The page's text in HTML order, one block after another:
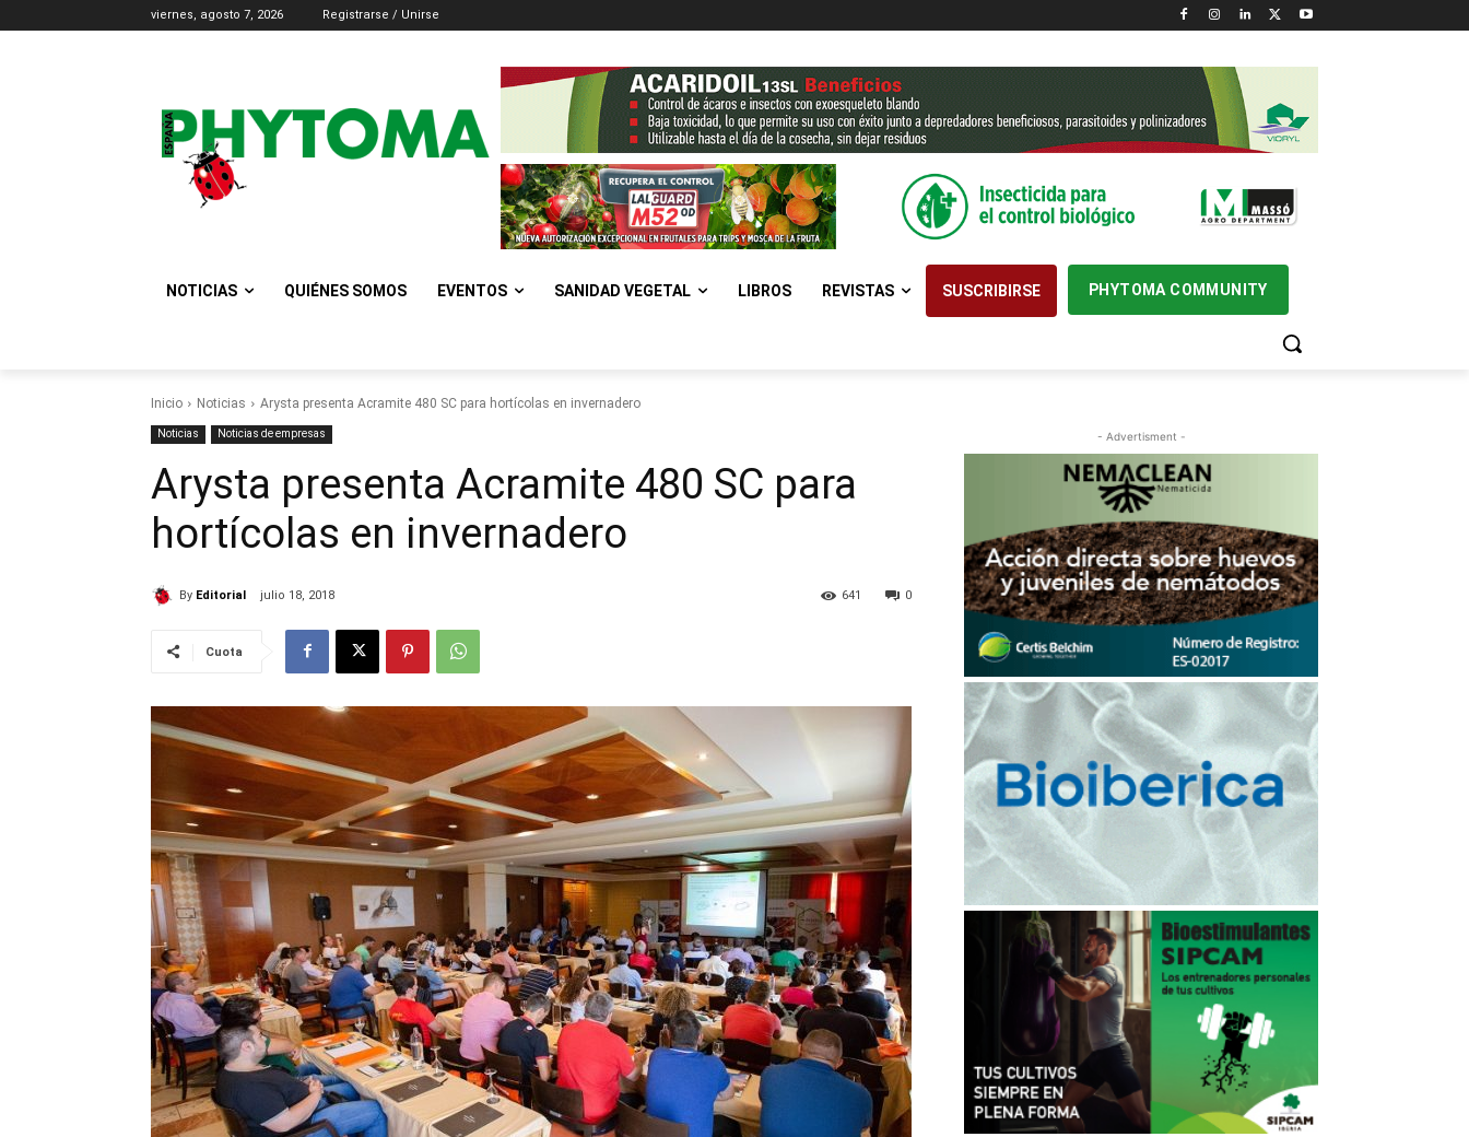
viernes, agosto 7, 2026 Registrarse / Unirse
NOTICIAS QUIÉNES SOMOS EVENTOS SANIDAD VEGETAL LIBROS REVISTAS SUSCRIBIRSE PHYTOMA COMMUNITY
Inicio Noticias Arysta presenta Acramite 480 SC para hortícolas en invernadero
Noticias Noticias de empresas
Arysta presenta Acramite 480 SC para
hortícolas en invernadero
By Editorial julio 18, 2018 0
641
Cuota
- Advertisment -